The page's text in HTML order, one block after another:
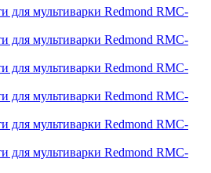
для мультиварки Redmond RMC-
для мультиварки Redmond RMC-
для мультиварки Redmond RMC-
для мультиварки Redmond RMC-
для мультиварки Redmond RMC-
для мультиварки Redmond RMC-